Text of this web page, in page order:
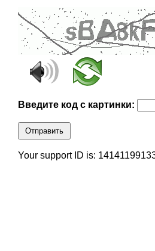
Введите код с картинки:
Отправить
Your support ID is: